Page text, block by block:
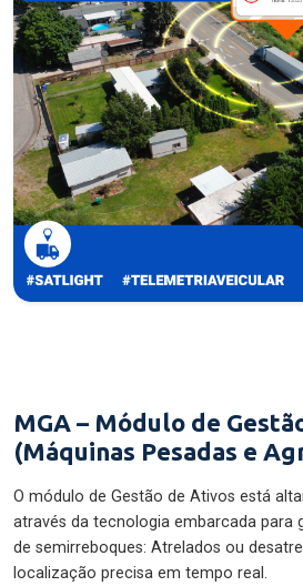
MGA – Módulo de
(Máquinas Pesadas e
O módulo de Gestão de Ativos está
através da tecnologia embarcada para
de semirreboques: Atrelados ou
localização precisa em tempo real.